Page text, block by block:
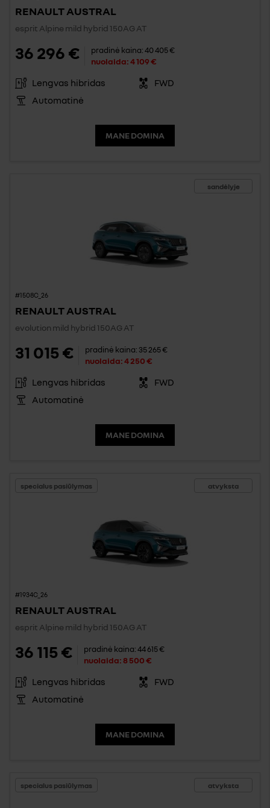
RENAULT AUSTRAL
esprit Alpine mild hybrid 150AG AT
36 296 € pradinė kaina:40 405 €
nuolaida:4 109 €
Lengvas hibridas
FWD
Automatinė
MANE DOMINA
sandėlyje
#1508C_26
RENAULT AUSTRAL
evolution mild hybrid 150AG AT
31 015 € pradinė kaina: 35 265 €
nuolaida:4 250 €
Lengvas hibridas
FWD
Automatinė
MANE DOMINA
atvyksta
specialus pasiūlymas
#1934C_26
RENAULT AUSTRAL
esprit Alpine mild hybrid 150AG AT
36 115 € pradinė kaina:44 615 €
nuolaida:8 500 €
Lengvas hibridas
FWD
Automatinė
MANE DOMINA
atvyksta
specialus pasiūlymas